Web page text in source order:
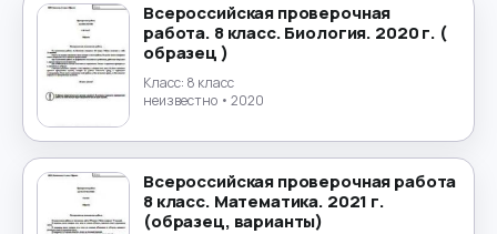
Всероссийская проверочная
работа. 8 класс. Биология. 2020 г. (
образец )
Класс: 8 класс
неизвестно • 2020
Всероссийская проверочная работа
8 класс. Математика. 2021 г.
(образец, варианты)